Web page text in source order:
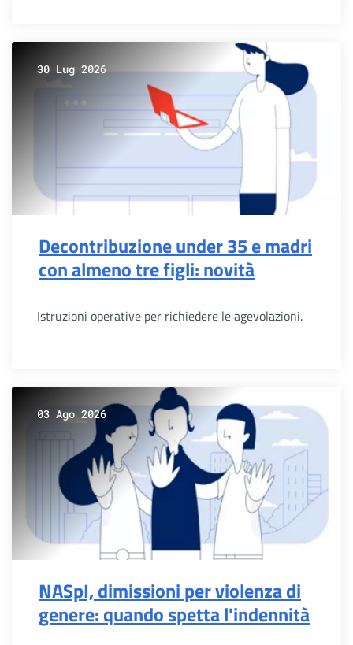
30 Lug 2026
Decontribuzione under 35 e madri
con almeno tre figli: novità
Istruzioni operative per richiedere le agevolazioni.
03 Ago 2026
NASpI, dimissioni per violenza di
genere: quando spetta l'indennità